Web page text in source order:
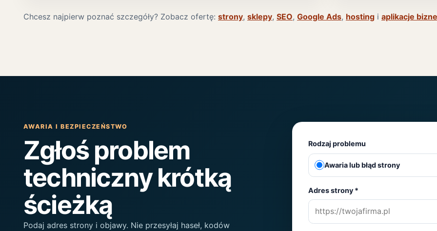
Chcesz najpierw poznać szczegóły? Zobacz ofertę: strony, sklepy, SEO, Google Ads, hosting i aplikacje
AWARIA I BEZPIECZEŃSTWO
Zgłoś problem
techniczny krótką
ścieżką
Podaj adres strony i objawy. Nie przesyłaj haseł, kodów
Rodzaj problemu
Awaria lub błąd strony
Adres strony *